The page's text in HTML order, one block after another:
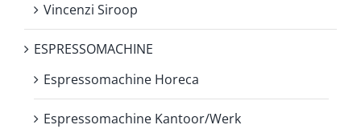
Vincenzi Siroop
ESPRESSOMACHINE
Espressomachine Horeca
Espressomachine Kantoor/Werk